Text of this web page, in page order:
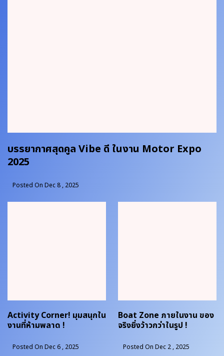
บรรยากาศสุดคูล Vibe ดี ในงาน Motor Expo
2025
Posted On Dec 8 , 2025
Activity Corner! มุมสนุกใน
งานที่ห้ามพลาด !
Posted On Dec 6 , 2025
Boat Zone ภายในงาน ของ
จริงยิ่งว้าวกว่าในรูป !
Posted On Dec 2 , 2025